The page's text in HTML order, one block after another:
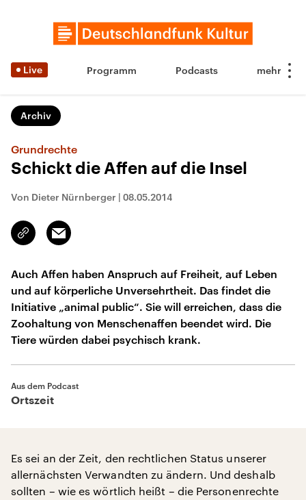
Live Programm Podcasts
Archiv
Grundrechte
Schickt die Affen auf die Insel
Von Dieter Nürnberger | 08.05.2014
Link
kopieren/teilen
Email
Auch Affen haben Anspruch auf Freiheit, auf Leben
und auf körperliche Unversehrtheit. Das findet die
Initiative „animal public“. Sie will erreichen, dass die
Zoohaltung von Menschenaffen beendet wird. Die
Tiere würden dabei psychisch krank.
Aus dem Podcast
Ortszeit
Es sei an der Zeit, den rechtlichen Status unserer
allernächsten Verwandten zu ändern. Und deshalb
sollten – wie es wörtlich heißt – die Personenrechte